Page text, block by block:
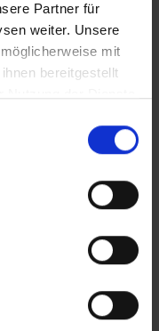
Partner für
weiter. Unsere
mit
bereitgestellt